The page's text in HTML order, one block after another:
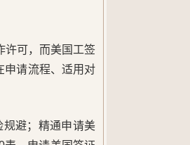
许可，而美国工签
申请流程、适用对
避；精通申请美